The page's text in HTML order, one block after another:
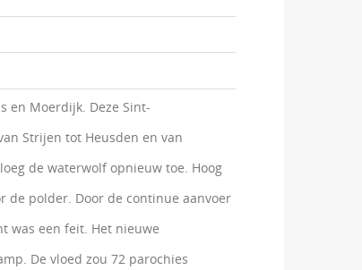
en Moerdijk. Deze Sint-
Strijen tot Heusden en van
de waterwolf opnieuw toe. Hoog
de polder. Door de continue aanvoer
was een feit. Het nieuwe
De vloed zou 72 parochies